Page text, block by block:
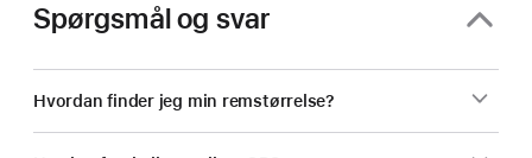
Spørgsmål og svar
Hvordan finder jeg min remstørrelse?